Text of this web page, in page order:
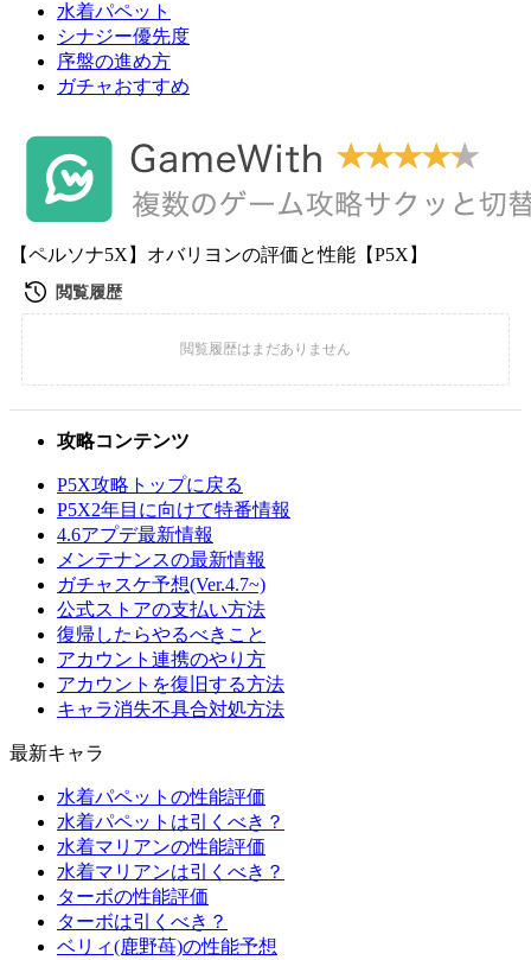
水着パペット
シナジー優先度
序盤の進め方
ガチャおすすめ
【ペルソナ5X】オバリヨンの評価と性能【P5X】
攻略コンテンツ
P5X攻略トップに戻る
P5X2年目に向けて特番情報
4.6アプデ最新情報
メンテナンスの最新情報
ガチャスケ予想(Ver.4.7~)
公式ストアの支払い方法
復帰したらやるべきこと
アカウント連携のやり方
アカウントを復旧する方法
キャラ消失不具合対処方法
最新キャラ
水着パペットの性能評価
水着パペットは引くべき？
水着マリアンの性能評価
水着マリアンは引くべき？
ターボの性能評価
ターボは引くべき？
ベリィ(鹿野苺)の性能予想